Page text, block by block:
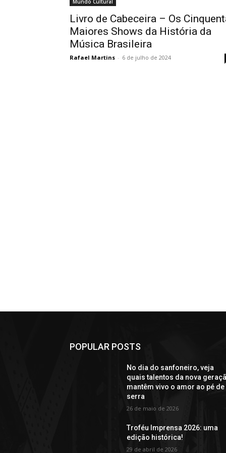
Livro de Cabeceira – Os
Maiores Shows da História da
Música Brasileira
Rafael Martins - 6 de julho de 2024
POPULAR POSTS
No dia do sanfoneiro, veja
quais talentos da nova
mantêm vivo o amor ao pé de
serra
26 de maio de 2026
Troféu Imprensa 2026: uma
edição histórica!
29 de abril de 2026